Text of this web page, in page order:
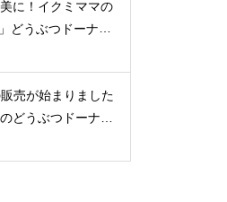
に！イクミママの
どうぶつドーナツ
売が始まりました
どうぶつドーナツ